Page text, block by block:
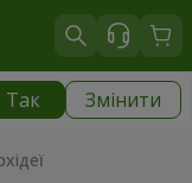
Так Змінити